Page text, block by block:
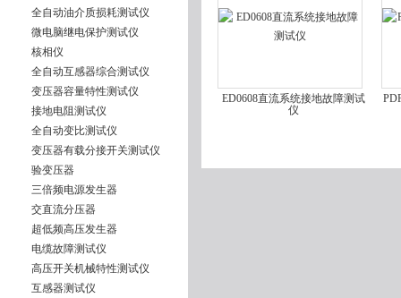
全自动油介质损耗测试仪
微电脑继电保护测试仪
核相仪
全自动互感器综合测试仪
变压器容量特性测试仪
接地电阻测试仪
全自动变比测试仪
变压器有载分接开关测试仪
验变压器
三倍频电源发生器
交直流分压器
超低频高压发生器
电缆故障测试仪
高压开关机械特性测试仪
互感器测试仪
ED0608直流系统接地故障测试
仪